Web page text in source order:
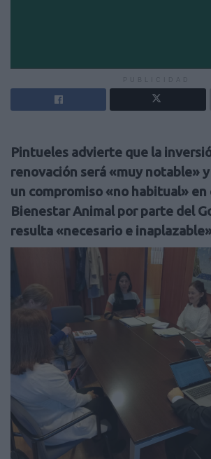
Pintueles advierte que la
renovación será «muy notable»
un compromiso «no habitual» en
Bienestar Animal por parte del
resulta «necesario e